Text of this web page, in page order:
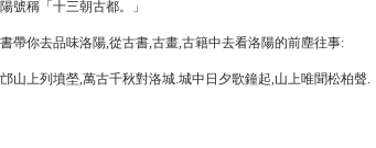
號稱「十三朝古都。」
帶你去品味洛陽,從古書,古畫,古籍中去看洛陽的前塵往事:
山上列墳塋,萬古千秋對洛城.城中日夕歌鐘起,山上唯聞松柏聲.